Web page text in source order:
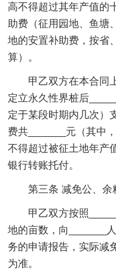
高不得超过其年产值的
助费（征用园地、鱼塘
地的安置补助费，按省
算）。
甲乙双方在本合同上
定立永久性界桩后
定于某段时期内几次）
费共_______元（其中
不得超过被征土地年产
银行转账托付。
第三条 减免公、余
甲乙双方按照
地的亩数，向_______
务的申请报告，实际减
为准。